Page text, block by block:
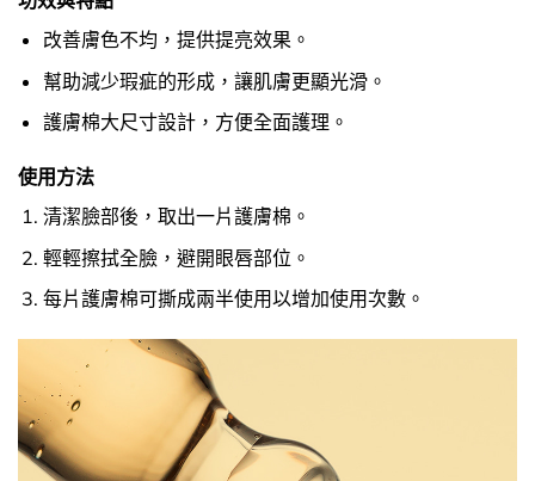
改善膚色不均，提供提亮效果。
幫助減少瑕疵的形成，讓肌膚更顯光滑。
護膚棉大尺寸設計，方便全面護理。
使用方法
清潔臉部後，取出一片護膚棉。
輕輕擦拭全臉，避開眼唇部位。
每片護膚棉可撕成兩半使用以增加使用次數。